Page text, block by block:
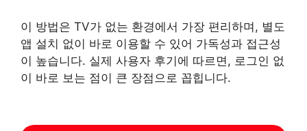
이 방법은 TV가 없는 환경에서 가장 편리하며, 별도
앱 설치 없이 바로 이용할 수 있어 가독성과 접근성
이 높습니다. 실제 사용자 후기에 따르면, 로그인 없
이 바로 보는 점이 큰 장점으로 꼽힙니다.